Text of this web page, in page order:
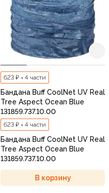
623 ₽ × 4 части
Бандана Buff CoolNet UV Real
Tree Aspect Ocean Blue
131859.737.10.00
623 ₽ × 4 части
Бандана Buff CoolNet UV Real
Tree Aspect Ocean Blue
131859.737.10.00
В корзину